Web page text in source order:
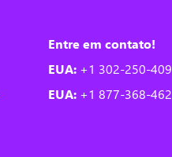
Entre em contato!
EUA: +1 302-250-
EUA: +1 877-368-